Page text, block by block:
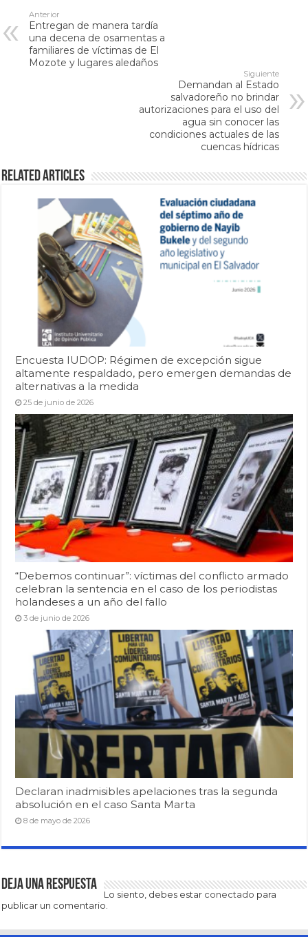
Anterior
Entregan de manera tardía
una decena de osamentas a
familiares de víctimas de El
Mozote y lugares aledaños
Siguiente
Demandan al Estado
salvadoreño no brindar
autorizaciones para el uso del
agua sin conocer las
condiciones actuales de las
cuencas hídricas
Related Articles
Encuesta IUDOP: Régimen de excepción sigue
altamente respaldado, pero emergen demandas de
alternativas a la medida
25 de junio de 2026
“Debemos continuar”: víctimas del conflicto armado
celebran la sentencia en el caso de los periodistas
holandeses a un año del fallo
3 de junio de 2026
Declaran inadmisibles apelaciones tras la segunda
absolución en el caso Santa Marta
8 de mayo de 2026
Deja una respuesta
Lo siento, debes estar conectado para
publicar un comentario.